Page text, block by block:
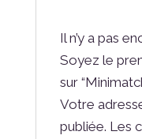
Il n’y a pas
Soyez le
sur
Votre
publiée. Les